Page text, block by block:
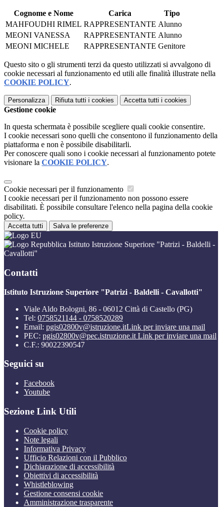
Cognome e Nome Carica
Tipo
MAHFOUDHI RIMEL RAPPRESENTANTE Alunno
MEONI VANESSA
RAPPRESENTANTE Alunno
MEONI MICHELE
RAPPRESENTANTE Genitore
Questo sito o gli strumenti terzi da questo utilizzati si avvalgono di
cookie necessari al funzionamento ed utili alle finalità illustrate nella
COOKIE POLICY.
Personalizza Rifiuta tutti i cookies Accetta tutti i cookies
Gestione cookie
In questa schermata è possibile scegliere quali cookie consentire.
I cookie necessari sono quelli che consentono il funzionamento della
piattaforma e non è possibile disabilitarli.
Per conoscere quali sono i cookie necessari al funzionamento potete
visionare la COOKIE POLICY.
Cookie necessari per il funzionamento
I cookie necessari per il funzionamento non possono essere
disabilitati. È possibile consultare l'elenco nella pagina della cookie
policy.
Accetta tutti Salva le preferenze
Istituto Istruzione Superiore "Patrizi - Baldelli -
Cavallotti"
Contatti
Istituto Istruzione Superiore "Patrizi - Baldelli - Cavallotti"
Viale Aldo Bologni, 86 - 06012 Città di Castello (PG)
Tel: 0758521144 - 0758520289
Email: pgis02800v@istruzione.itLink per inviare una mail
PEC: pgis02800v@pec.istruzione.it Link per inviare una mail
C.F.: 90022390547
Seguici su
Facebook
Youtube
Sezione Link Utili
Cookie policy
Note legali
Informativa Privacy
Ufficio Relazioni con il Pubblico
Dichiarazione di accessibilità
Obiettivi di accessibilità
Whistleblowing
Gestione consensi cookie
Amministrazione trasparente